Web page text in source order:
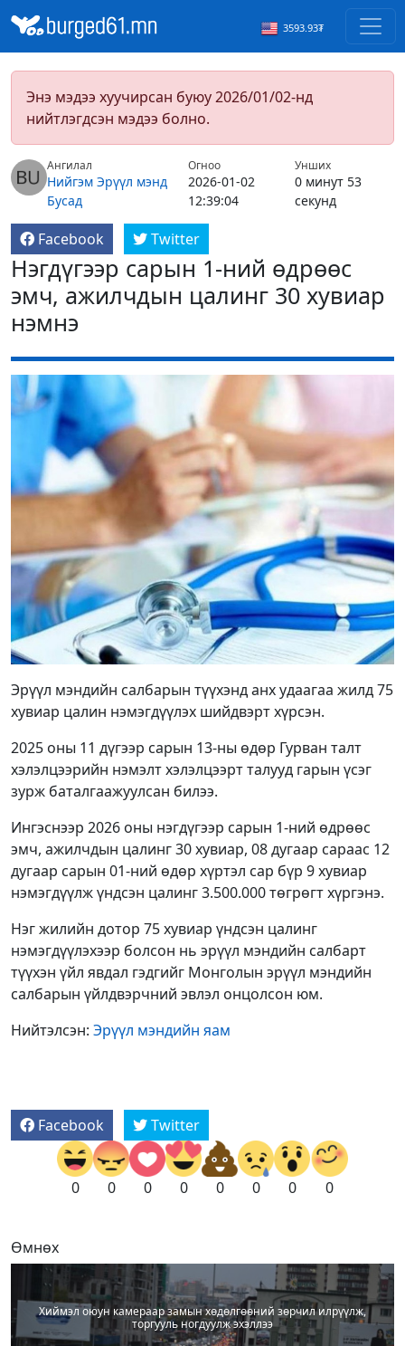
3593.93₮
Энэ мэдээ хуучирсан буюу 2026/01/02-нд
нийтлэгдсэн мэдээ болно.
Ангилал
Нийгэм Эрүүл мэнд
Бусад
Огноо
2026-01-02
12:39:04
Унших
0 минут 53
секунд
Facebook Twitter
Нэгдүгээр сарын 1-ний өдрөөс
эмч, ажилчдын цалинг 30 хувиар
нэмнэ
Эрүүл мэндийн салбарын түүхэнд анх удаагаа жилд 75
хувиар цалин нэмэгдүүлэх шийдвэрт хүрсэн.
2025 оны 11 дүгээр сарын 13-ны өдөр Гурван талт
хэлэлцээрийн нэмэлт хэлэлцээрт талууд гарын үсэг
зурж баталгаажуулсан билээ.
Ингэснээр 2026 оны нэгдүгээр сарын 1-ний өдрөөс
эмч, ажилчдын цалинг 30 хувиар, 08 дугаар сараас 12
дугаар сарын 01-ний өдөр хүртэл сар бүр 9 хувиар
нэмэгдүүлж үндсэн цалинг 3.500.000 төгрөгт хүргэнэ.
Нэг жилийн дотор 75 хувиар үндсэн цалинг
нэмэгдүүлэхээр болсон нь эрүүл мэндийн салбарт
түүхэн үйл явдал гэдгийг Монголын эрүүл мэндийн
салбарын үйлдвэрчний эвлэл онцолсон юм.
Нийтэлсэн: Эрүүл мэндийн яам
Facebook Twitter
0 0 0 0 0 0 0 0
Өмнөх
Хиймэл оюун камераар замын хөдөлгөөний зөрчил илрүүлж,
торгууль ногдуулж эхэллээ